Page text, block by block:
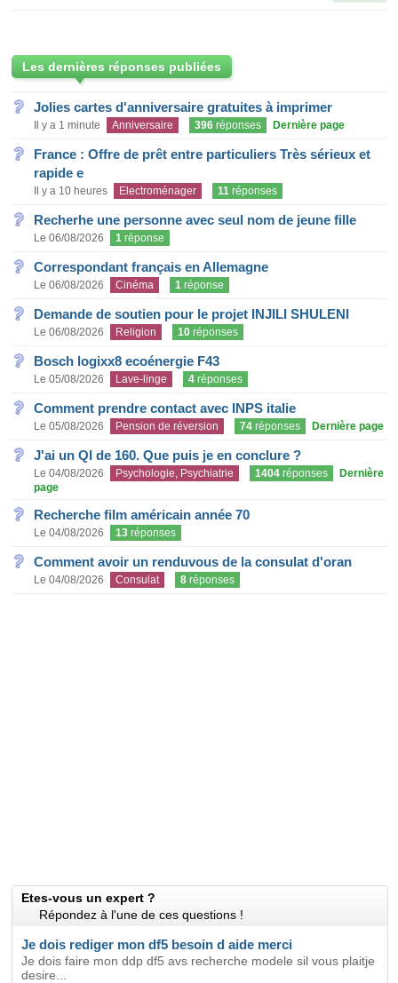
Les dernières réponses publiées
Jolies cartes d'anniversaire gratuites à imprimer
Il y a 1 minute Anniversaire 396 réponses Dernière page
France : Offre de prêt entre particuliers Très sérieux et
rapide e
Il y a 10 heures Electroménager 11 réponses
Recherhe une personne avec seul nom de jeune fille
Le 06/08/2026 1 réponse
Correspondant français en Allemagne
Le 06/08/2026 Cinéma 1 réponse
Demande de soutien pour le projet INJILI SHULENI
Le 06/08/2026 Religion 10 réponses
Bosch logixx8 ecoénergie F43
Le 05/08/2026 Lave-linge 4 réponses
Comment prendre contact avec INPS italie
Le 05/08/2026 Pension de réversion 74 réponses Dernière page
J'ai un QI de 160. Que puis je en conclure ?
Le 04/08/2026 Psychologie, Psychiatrie 1404 réponses
Dernière
page
Recherche film américain année 70
Le 04/08/2026 13 réponses
Comment avoir un renduvous de la consulat d'oran
Le 04/08/2026 Consulat 8 réponses
Etes-vous un expert ?
Répondez à l'une de ces questions !
Je dois rediger mon df5 besoin d aide merci
Je dois faire mon ddp df5 avs recherche modele sil vous plaitje
desire...